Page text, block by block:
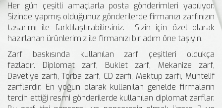
Her gün çeşitli amaçlarla posta gönderimleri yapılıyor.
Sizinde yapmış olduğunuz gönderilerde firmanızı zarfınızın
tasarımı ile farklılaştırabilirsiniz. Sizin için özel olarak
hazırlanan ürünlerimiz ile firmanızı bir adım öne taşıyın.
Zarf baskısında kullanılan zarf çeşitleri oldukça
fazladır. Diplomat zarf, Buklet zarf, Mekanize zarf,
Davetiye zarfı, Torba zarf, CD zarfı, Mektup zarfı, Muhtelif
zarflardır. En yoğun olarak kullanılan genelde firmaların
tercih ettiği resmi gönderilerde kullanılan diplomat zarflar.